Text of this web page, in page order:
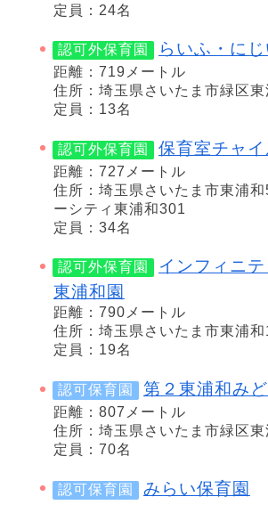
定員：24名
認可外保育園 らいふ・に
距離：719メートル
住所：埼玉県さいたま市緑区
定員：13名
認可外保育園 保育室チャ
距離：727メートル
住所：埼玉県さいたま市東浦
ーシティ東浦和301
定員：34名
認可外保育園
インフィニ
東浦和園
距離：790メートル
住所：埼玉県さいたま市東浦
定員：19名
認可保育園 第２東浦和み
距離：807メートル
住所：埼玉県さいたま市緑区
定員：70名
認可保育園 みらい保育園